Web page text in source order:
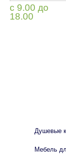
с 9.00 до
18.00
Душевые
Мебель